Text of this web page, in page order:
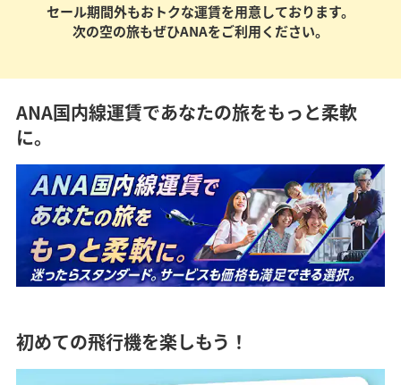
セール期間外もおトクな運賃を用意しております。
次の空の旅もぜひANAをご利用ください。
ANA国内線運賃であなたの旅をもっと柔軟
に。
初めての飛行機を楽しもう！